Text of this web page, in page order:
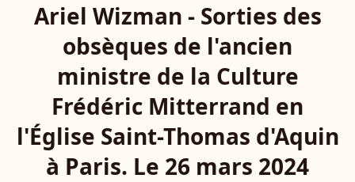
Ariel Wizman - Sorties des
obsèques de l'ancien
ministre de la Culture
Frédéric Mitterrand en
l'Église Saint-Thomas d'Aquin
à Paris. Le 26 mars 2024